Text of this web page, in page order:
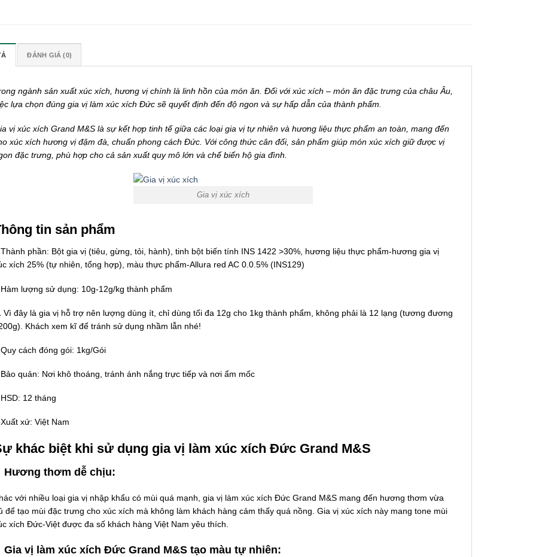
ĐÁNH GIÁ (0)
ngành sản xuất xúc xích, hương vị chính là linh hồn của món ăn. Đối với xúc xích – món ăn đặc trưng của châu Âu,
lựa chọn đúng gia vị làm xúc xích Đức sẽ quyết định đến độ ngon và sự hấp dẫn của thành phẩm.
vị xúc xích Grand M&S là sự kết hợp tinh tế giữa các loại gia vị tự nhiên và hương liệu thực phẩm an toàn, mang đến
xúc xích hương vị đậm đà, chuẩn phong cách Đức. Với công thức cân đối, sản phẩm giúp món xúc xích giữ được vị
đặc trưng, phù hợp cho cả sản xuất quy mô lớn và chế biến hộ gia đình.
Gia vị xúc xích
tin sản phẩm
phần: Bột gia vị (tiêu, gừng, tỏi, hành), tinh bột biến tính INS 1422 >30%, hương liệu thực phẩm-hương gia vị
xích 25% (tự nhiên, tổng hợp), màu thực phẩm-Allura red AC 0.0.5% (INS129)
lượng sử dụng: 10g-12g/kg thành phẩm
đây là gia vị hỗ trợ nên lượng dùng ít, chỉ dùng tối đa 12g cho 1kg thành phẩm, không phải là 12 lạng (tương đương
Khách xem kĩ để tránh sử dụng nhầm lẫn nhé!
cách đóng gói: 1kg/Gói
quản: Nơi khô thoáng, tránh ánh nắng trực tiếp và nơi ẩm mốc
12 tháng
xứ: Việt Nam
khác biệt khi sử dụng gia vị làm xúc xích Đức Grand M&S
Hương thơm dễ chịu:
với nhiều loại gia vị nhập khẩu có mùi quá mạnh, gia vị làm xúc xích Đức Grand M&S mang đến hương thơm vừa
để tạo mùi đặc trưng cho xúc xích mà không làm khách hàng cảm thấy quá nồng. Gia vị xúc xích này mang tone mùi
xích Đức-Việt được đa số khách hàng Việt Nam yêu thích.
Gia vị làm xúc xích Đức Grand M&S tạo màu tự nhiên: